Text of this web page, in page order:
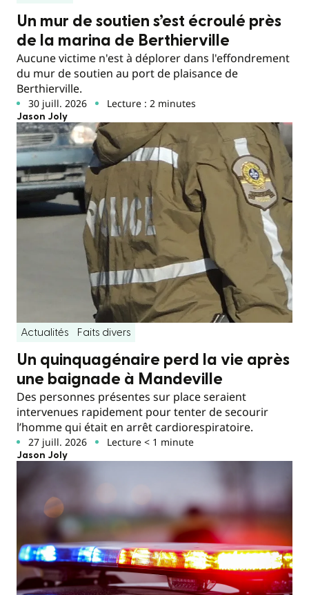
Un mur de soutien s’est écroulé près
de la marina de Berthierville
Aucune victime n'est à déplorer dans l'effondrement
du mur de soutien au port de plaisance de
Berthierville.
30 juill. 2026 Lecture : 2 minutes
Jason Joly
Actualités Faits divers
Un quinquagénaire perd la vie après
une baignade à Mandeville
Des personnes présentes sur place seraient
intervenues rapidement pour tenter de secourir
l’homme qui était en arrêt cardiorespiratoire.
27 juill. 2026 Lecture < 1 minute
Jason Joly